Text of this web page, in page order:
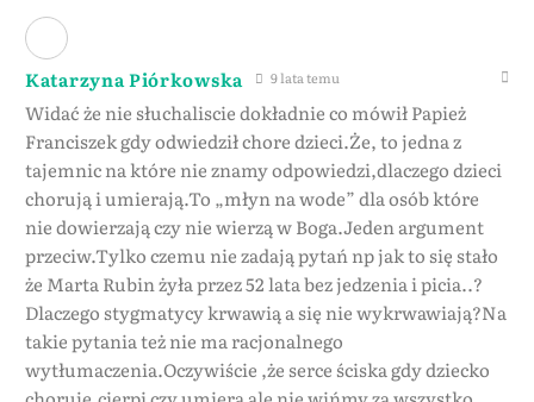
Katarzyna Piórkowska 9 lata temu
Widać że nie słuchaliscie dokładnie co mówił Papież
Franciszek gdy odwiedził chore dzieci.Że, to jedna z
tajemnic na które nie znamy odpowiedzi,dlaczego dzieci
chorują i umierają.To „młyn na wode” dla osób które
nie dowierzają czy nie wierzą w Boga.Jeden argument
przeciw.Tylko czemu nie zadają pytań np jak to się stało
że Marta Rubin żyła przez 52 lata bez jedzenia i picia..?
Dlaczego stygmatycy krwawią a się nie wykrwawiają?Na
takie pytania też nie ma racjonalnego
wytłumaczenia.Oczywiście ,że serce ściska gdy dziecko